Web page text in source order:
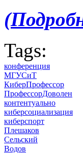
Tags:
конференция
МГУСиТ
КиберПрофессор
ПрофессорДоволен
контентуально
киберсоциализация
киберспорт
Плешаков
Сельский
Водов